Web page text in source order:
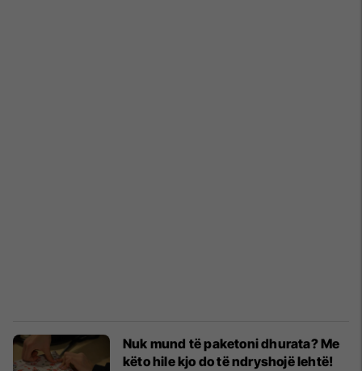
Nuk mund të paketoni dhurata? Me
këto hile kjo do të ndryshojë lehtë!